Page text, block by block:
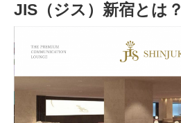
JIS（ジス）新宿とは？